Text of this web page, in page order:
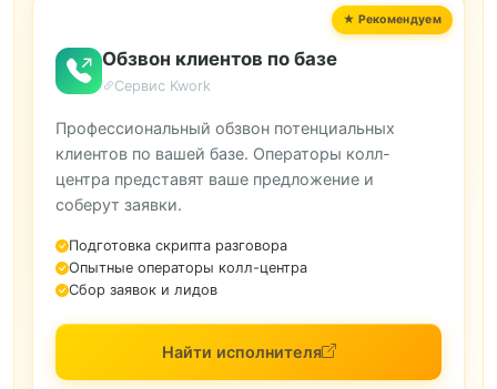
Обзвон клиентов по базе
Сервис Kwork
Профессиональный обзвон потенциальных
клиентов по вашей базе. Операторы колл-
центра представят ваше предложение и
соберут заявки.
Подготовка скрипта разговора
Опытные операторы колл-центра
Сбор заявок и лидов
Найти исполнителя